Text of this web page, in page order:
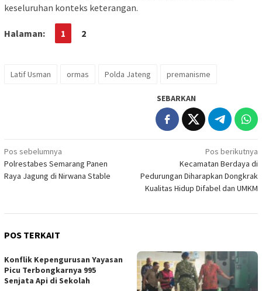
keseluruhan konteks keterangan.
Halaman: 1 2
Latif Usman ormas Polda Jateng premanisme
SEBARKAN
Navigasi
pos
Pos sebelumnya
Polrestabes Semarang Panen
Raya Jagung di Nirwana Stable
Pos berikutnya
Kecamatan Berdaya di
Pedurungan Diharapkan Dongkrak
Kualitas Hidup Difabel dan UMKM
POS TERKAIT
Konflik Kepengurusan Yayasan
Picu Terbongkarnya 995
Senjata Api di Sekolah